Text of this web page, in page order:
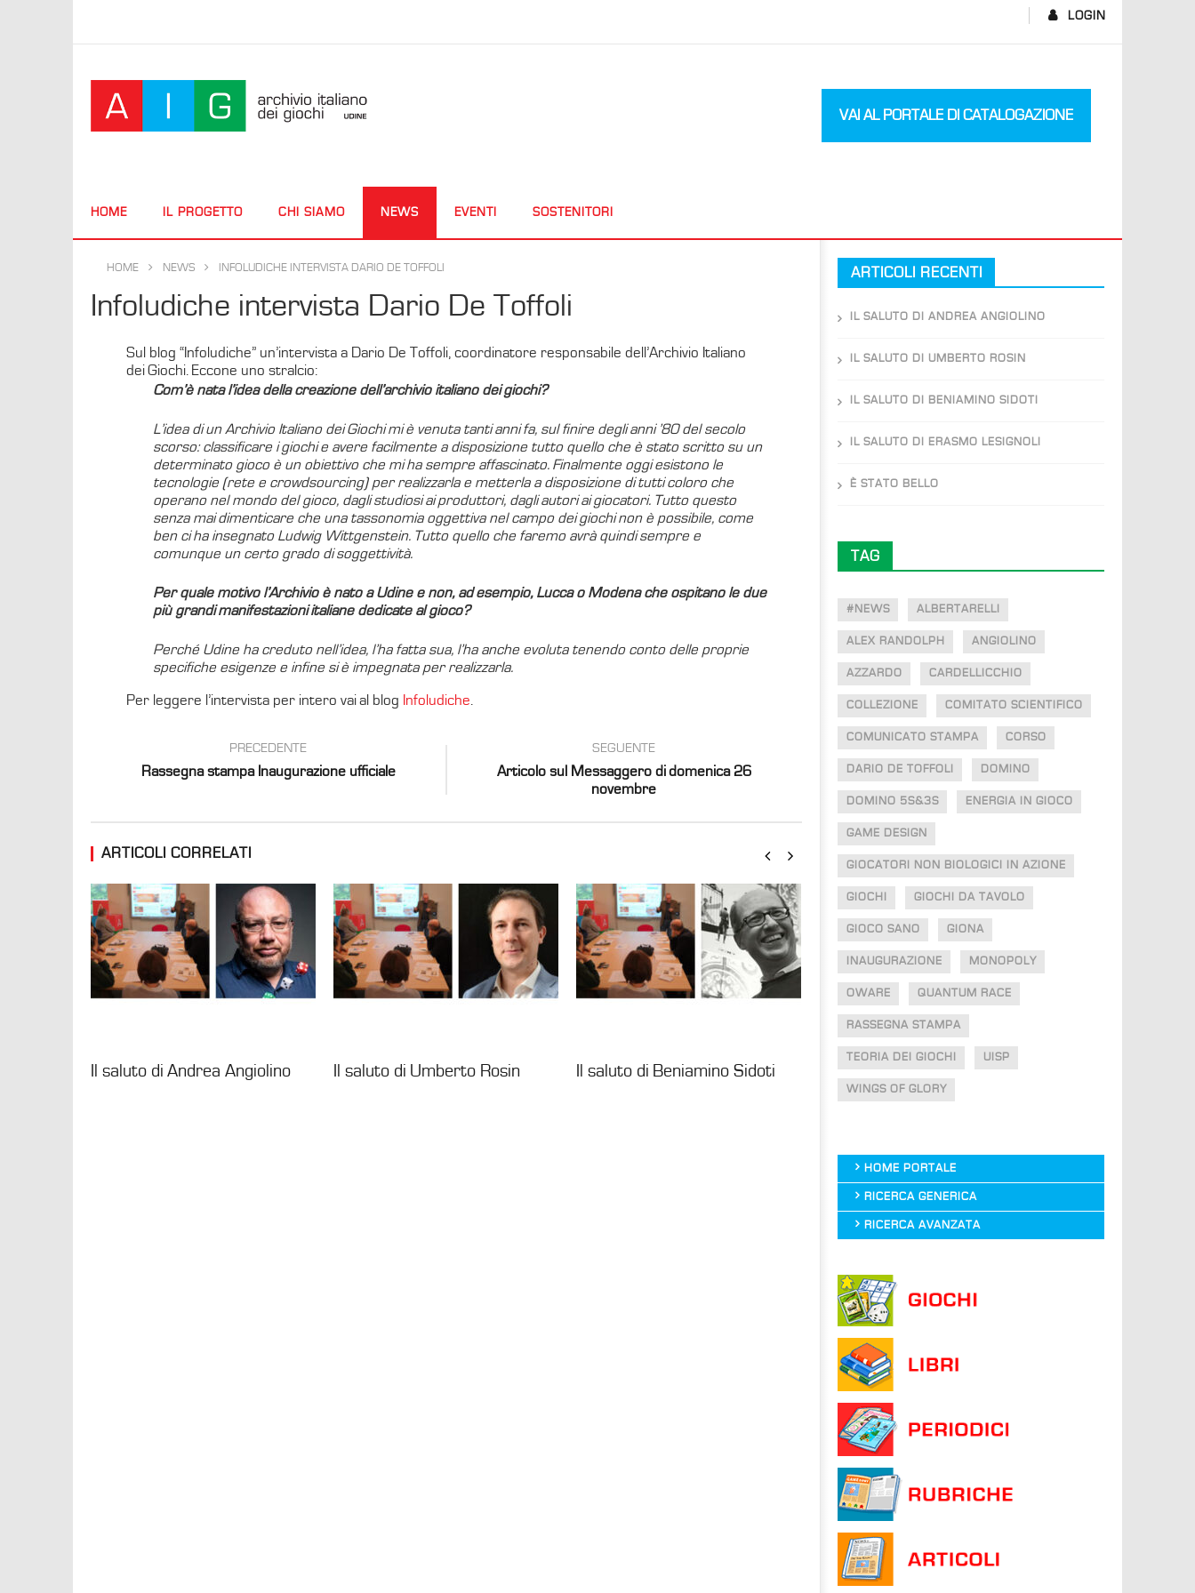
LOGIN
VAI AL PORTALE DI CATALOGAZIONE
HOME IL PROGETTO CHI SIAMO NEWS EVENTI SOSTENITORI
HOME NEWS INFOLUDICHE INTERVISTA DARIO DE TOFFOLI
Infoludiche intervista Dario De Toffoli
Sul blog “Infoludiche” un’intervista a Dario De Toffoli, coordinatore responsabile dell’Archivio Italiano
dei Giochi. Eccone uno stralcio:
Com’è nata l’idea della creazione dell’archivio italiano dei giochi?
L’idea di un Archivio Italiano dei Giochi mi è venuta tanti anni fa, sul finire degli anni ’80 del secolo
scorso: classificare i giochi e avere facilmente a disposizione tutto quello che è stato scritto su un
determinato gioco è un obiettivo che mi ha sempre affascinato. Finalmente oggi esistono le
tecnologie (rete e crowdsourcing) per realizzarla e metterla a disposizione di tutti coloro che
operano nel mondo del gioco, dagli studiosi ai produttori, dagli autori ai giocatori. Tutto questo
senza mai dimenticare che una tassonomia oggettiva nel campo dei giochi non è possibile, come
ben ci ha insegnato Ludwig Wittgenstein. Tutto quello che faremo avrà quindi sempre e
comunque un certo grado di soggettività.
Per quale motivo l’Archivio è nato a Udine e non, ad esempio, Lucca o Modena che ospitano le due
più grandi manifestazioni italiane dedicate al gioco?
Perché Udine ha creduto nell’idea, l’ha fatta sua, l’ha anche evoluta tenendo conto delle proprie
specifiche esigenze e infine si è impegnata per realizzarla.
Per leggere l’intervista per intero vai al blog Infoludiche.
PRECEDENTE
Rassegna stampa Inaugurazione ufficiale
SEGUENTE
Articolo sul Messaggero di domenica 26
novembre
ARTICOLI CORRELATI
Il saluto di Andrea Angiolino Il saluto di Umberto Rosin Il saluto di Beniamino Sidoti
ARTICOLI RECENTI
IL SALUTO DI ANDREA ANGIOLINO
IL SALUTO DI UMBERTO ROSIN
IL SALUTO DI BENIAMINO SIDOTI
IL SALUTO DI ERASMO LESIGNOLI
È STATO BELLO
TAG
#NEWS ALBERTARELLI
ALEX RANDOLPH ANGIOLINO
AZZARDO CARDELLICCHIO
COLLEZIONE COMITATO SCIENTIFICO
COMUNICATO STAMPA CORSO
DARIO DE TOFFOLI DOMINO
DOMINO 5S&3S ENERGIA IN GIOCO
GAME DESIGN
GIOCATORI NON BIOLOGICI IN AZIONE
GIOCHI GIOCHI DA TAVOLO
GIOCO SANO GIONA
INAUGURAZIONE MONOPOLY
OWARE QUANTUM RACE
RASSEGNA STAMPA
TEORIA DEI GIOCHI UISP
WINGS OF GLORY
HOME PORTALE
RICERCA GENERICA
RICERCA AVANZATA